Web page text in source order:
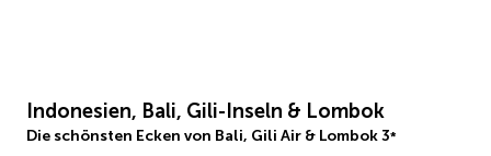
Indonesien, Bali, Gili-Inseln & Lombok
Die schönsten Ecken von Bali, Gili Air & Lombok3*